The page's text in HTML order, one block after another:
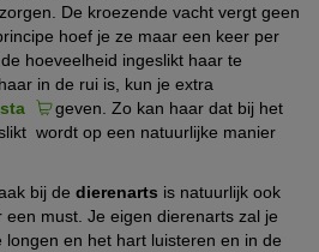
De kroezende vacht vergt geen
hoef je ze maar een keer per
hoeveelheid ingeslikt haar te
in de rui is, kun je extra
geven. Zo kan haar dat bij het
wordt op een natuurlijke manier
bij de dierenarts is natuurlijk ook
must. Je eigen dierenarts zal je
en het hart luisteren en in de